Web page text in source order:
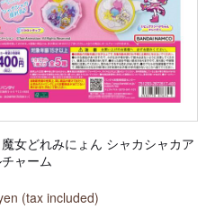
女どれみにょん シャカシャカア
ャーム
(tax included)